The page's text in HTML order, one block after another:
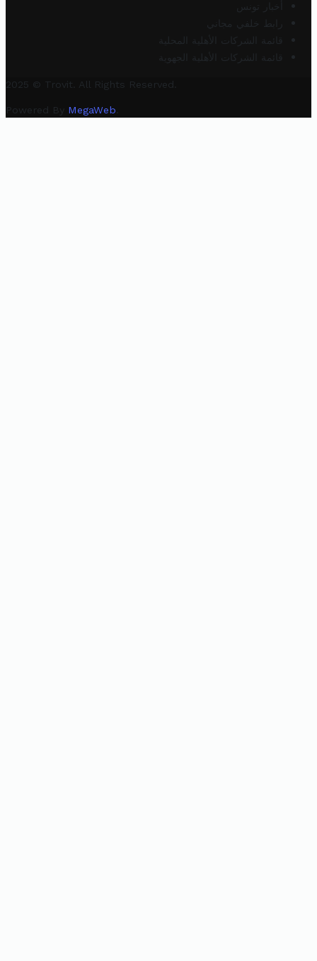
أخبار تونس
رابط خلفي مجاني
قائمة الشركات الأهلية المحلية
قائمة الشركات الأهلية الجهوية
2025 © Trovit. All Rights Reserved.
Powered By MegaWeb